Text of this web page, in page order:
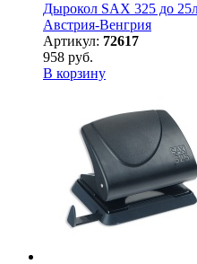
Дырокол SAX 325 до
Австрия-Венгрия
Артикул: 72617
958 руб.
В корзину